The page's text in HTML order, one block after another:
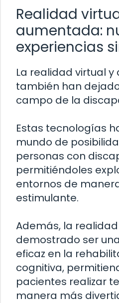
Realidad
aumentada:
experiencias
La realidad virtual
también han
campo de la
Estas tecnologías
mundo de
personas con
permitiéndoles
entornos de
estimulante.
Además, la
demostrado ser
eficaz en la
cognitiva,
pacientes realizar
manera más